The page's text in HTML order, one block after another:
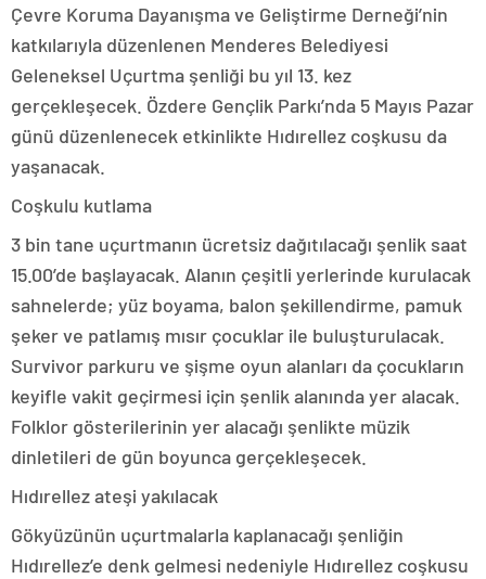
Çevre Koruma Dayanışma ve Geliştirme Derneği’nin
katkılarıyla düzenlenen Menderes Belediyesi
Geleneksel Uçurtma şenliği bu yıl 13. kez
gerçekleşecek. Özdere Gençlik Parkı’nda 5 Mayıs Pazar
günü düzenlenecek etkinlikte Hıdırellez coşkusu da
yaşanacak.
Coşkulu kutlama
3 bin tane uçurtmanın ücretsiz dağıtılacağı şenlik saat
15.00’de başlayacak. Alanın çeşitli yerlerinde kurulacak
sahnelerde; yüz boyama, balon şekillendirme, pamuk
şeker ve patlamış mısır çocuklar ile buluşturulacak.
Survivor parkuru ve şişme oyun alanları da çocukların
keyifle vakit geçirmesi için şenlik alanında yer alacak.
Folklor gösterilerinin yer alacağı şenlikte müzik
dinletileri de gün boyunca gerçekleşecek.
Hıdırellez ateşi yakılacak
Gökyüzünün uçurtmalarla kaplanacağı şenliğin
Hıdırellez’e denk gelmesi nedeniyle Hıdırellez coşkusu